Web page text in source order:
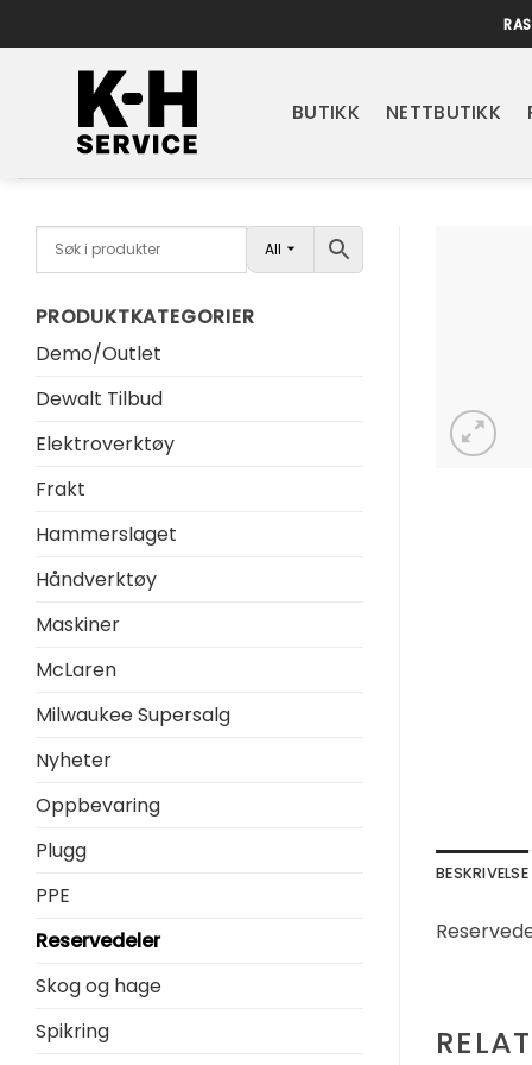
to
BUTIKK NETTBUTIKK
All
PRODUKTKATEGORIER
Demo/Outlet
Dewalt Tilbud
Elektroverktøy
Frakt
Hammerslaget
Håndverktøy
Maskiner
McLaren
Milwaukee Supersalg
Nyheter
Oppbevaring
Plugg
PPE
Reservedeler
Skog og hage
Spikring
BESKRIVELSE